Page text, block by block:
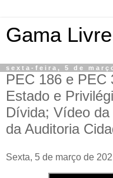
Gama Livre
sexta-feira, 5 de
PEC 186 e PEC
Estado e
Dívida; Vídeo
da Auditoria
Sexta, 5 de março de